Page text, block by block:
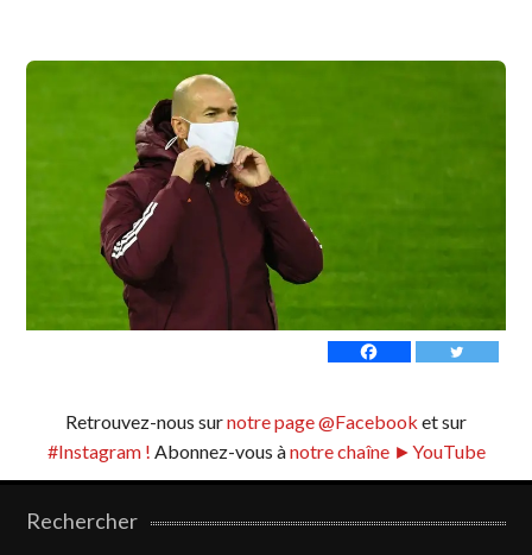
Retrouvez-nous surnotre page @Facebook et sur
#Instagram ! Abonnez-vous ànotre chaîne ►YouTube
Rechercher